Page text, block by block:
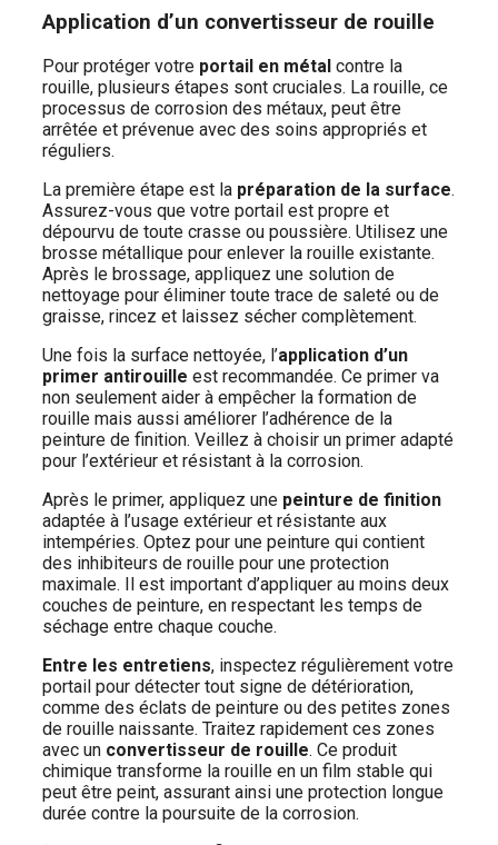
Application d’un convertisseur de rouille
Pour protéger votre portail en métal contre la
rouille, plusieurs étapes sont cruciales. La rouille, ce
processus de corrosion des métaux, peut être
arrêtée et prévenue avec des soins appropriés et
réguliers.
La première étape est la préparation de la surface.
Assurez-vous que votre portail est propre et
dépourvu de toute crasse ou poussière. Utilisez une
brosse métallique pour enlever la rouille existante.
Après le brossage, appliquez une solution de
nettoyage pour éliminer toute trace de saleté ou de
graisse, rincez et laissez sécher complètement.
Une fois la surface nettoyée, l’application d’un
primer antirouille est recommandée. Ce primer va
non seulement aider à empêcher la formation de
rouille mais aussi améliorer l’adhérence de la
peinture de finition. Veillez à choisir un primer adapté
pour l’extérieur et résistant à la corrosion.
Après le primer, appliquez une peinture de finition
adaptée à l’usage extérieur et résistante aux
intempéries. Optez pour une peinture qui contient
des inhibiteurs de rouille pour une protection
maximale. Il est important d’appliquer au moins deux
couches de peinture, en respectant les temps de
séchage entre chaque couche.
Entre les entretiens, inspectez régulièrement votre
portail pour détecter tout signe de détérioration,
comme des éclats de peinture ou des petites zones
de rouille naissante. Traitez rapidement ces zones
avec un convertisseur de rouille. Ce produit
chimique transforme la rouille en un film stable qui
peut être peint, assurant ainsi une protection longue
durée contre la poursuite de la corrosion.